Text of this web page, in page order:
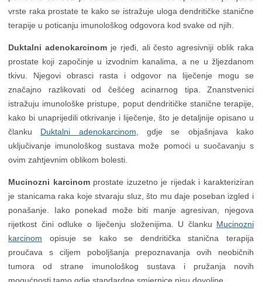
vrste raka prostate te kako se istražuje uloga dendritičke stanične
terapije u poticanju imunološkog odgovora kod svake od njih.
Duktalni adenokarcinomje rjeđi, ali često agresivniji oblik raka
prostate koji započinje u izvodnim kanalima, a ne u žljezdanom
tkivu. Njegovi obrasci rasta i odgovor na liječenje mogu se
značajno razlikovati od češćeg acinarnog tipa. Znanstvenici
istražuju imunološke pristupe, poput dendritičke stanične terapije,
kako bi unaprijedili otkrivanje i liječenje, što je detaljnije opisano u
članku Duktalni adenokarcinom , gdje se objašnjava kako
uključivanje imunološkog sustava može pomoći u suočavanju s
ovim zahtjevnim oblikom bolesti.
Mucinozni karcinomprostate izuzetno je rijedak i karakteriziran
je stanicama raka koje stvaraju sluz, što mu daje poseban izgled i
ponašanje. Iako ponekad može biti manje agresivan, njegova
rijetkost čini odluke o liječenju složenijima. U članku Mucinozni
karcinom opisuje se kako se dendritička stanična terapija
proučava s ciljem poboljšanja prepoznavanja ovih neobičnih
tumora od strane imunološkog sustava i pružanja novih